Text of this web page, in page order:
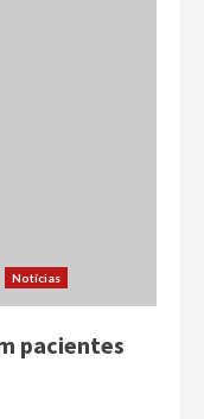
Notícias
pacientes